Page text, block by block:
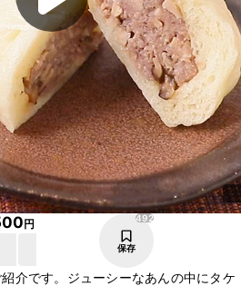
円 492
保存
介です。ジューシーなあんの中にタケ